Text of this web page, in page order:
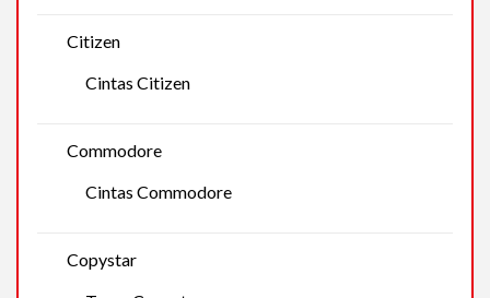
Citizen
Cintas Citizen
Commodore
Cintas Commodore
Copystar